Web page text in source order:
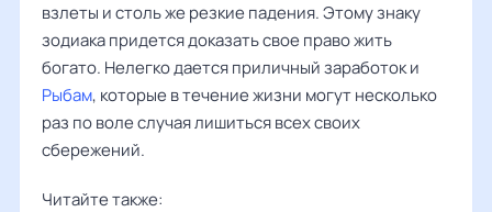
взлеты и столь же резкие падения. Этому знаку
зодиака придется доказать свое право жить
богато. Нелегко дается приличный заработок и
Рыбам, которые в течение жизни могут несколько
раз по воле случая лишиться всех своих
сбережений.
Читайте также: